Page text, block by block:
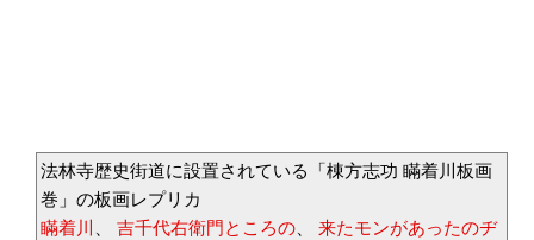
法林寺歴史街道に設置されている「棟方志功 瞞着川板画
巻」の板画レプリカ
瞞着川 、 吉千代右衛門ところの、 来たモンがあったのヂ